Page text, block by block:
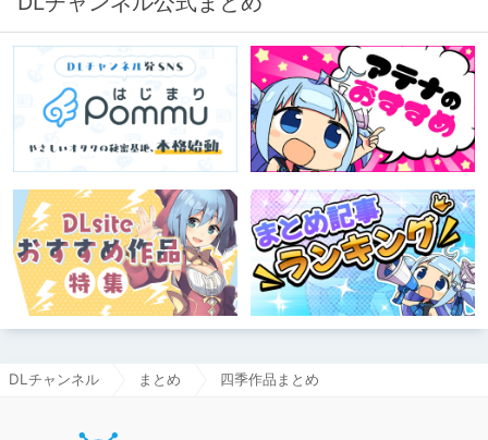
DLチャンネル まとめ 四季作品まとめ